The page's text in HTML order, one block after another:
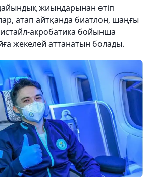
жиындарынан өтіп
атап айтқанда биатлон, шаңғы
акробатика бойынша
жекелей аттанатын болады.